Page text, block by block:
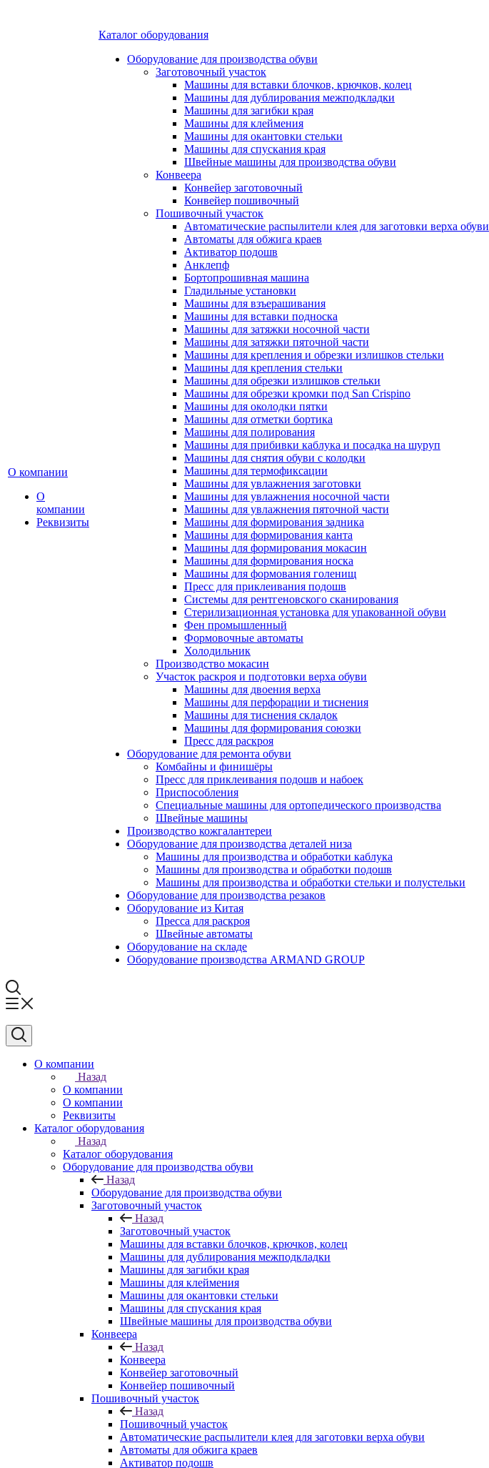
О компании
О
компании
Реквизиты
Каталог оборудования
Оборудование для производства обуви
Заготовочный участок
Машины для вставки блочков, крючков, колец
Машины для дублирования межподкладки
Машины для загибки края
Машины для клеймения
Машины для окантовки стельки
Машины для спускания края
Швейные машины для производства обуви
Конвеера
Конвейер заготовочный
Конвейер пошивочный
Пошивочный участок
Автоматические распылители клея для заготовки верха обуви
Автоматы для обжига краев
Активатор подошв
Анклепф
Бортопрошивная машина
Гладильные установки
Машины для взъерашивания
Машины для вставки подноска
Машины для затяжки носочной части
Машины для затяжки пяточной части
Машины для крепления и обрезки излишков стельки
Машины для крепления стельки
Машины для обрезки излишков стельки
Машины для обрезки кромки под San Crispino
Машины для околодки пятки
Машины для отметки бортика
Машины для полирования
Машины для прибивки каблука и посадка на шуруп
Машины для снятия обуви с колодки
Машины для термофиксации
Машины для увлажнения заготовки
Машины для увлажнения носочной части
Машины для увлажнения пяточной части
Машины для формирования задника
Машины для формирования канта
Машины для формирования мокасин
Машины для формирования носка
Машины для формования голенищ
Пресс для приклеивания подошв
Системы для рентгеновского сканирования
Стерилизационная установка для упакованной обуви
Фен промышленный
Формовочные автоматы
Холодильник
Производство мокасин
Участок раскроя и подготовки верха обуви
Машины для двоения верха
Машины для перфорации и тиснения
Машины для тиснения складок
Машины для формирования союзки
Пресс для раскроя
Оборудование для ремонта обуви
Комбайны и финишёры
Пресс для приклеивания подошв и набоек
Приспособления
Специальные машины для ортопедического производства
Швейные машины
Производство кожгалантереи
Оборудование для производства деталей низа
Машины для производства и обработки каблука
Машины для производства и обработки подошв
Машины для производства и обработки стельки и полустельки
Оборудование для производства резаков
Оборудование из Китая
Пресса для раскроя
Швейные автоматы
Оборудование на складе
Оборудование производства ARMAND GROUP
О компании
Назад
О компании
О компании
Реквизиты
Каталог оборудования
Назад
Каталог оборудования
Оборудование для производства обуви
Назад
Оборудование для производства обуви
Заготовочный участок
Назад
Заготовочный участок
Машины для вставки блочков, крючков, колец
Машины для дублирования межподкладки
Машины для загибки края
Машины для клеймения
Машины для окантовки стельки
Машины для спускания края
Швейные машины для производства обуви
Конвеера
Назад
Конвеера
Конвейер заготовочный
Конвейер пошивочный
Пошивочный участок
Назад
Пошивочный участок
Автоматические распылители клея для заготовки верха обуви
Автоматы для обжига краев
Активатор подошв